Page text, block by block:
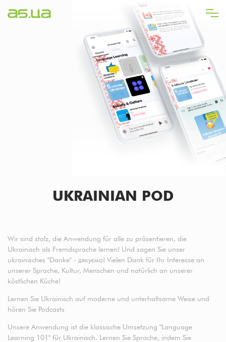
zum
UKRAINIAN POD
Wir sind stolz, die Anwendung für alle zu präsentieren, die
Ukrainisch als Fremdsprache lernen! Und sagen Sie unser
ukrainisches "Danke" - дякуємо! Vielen Dank für Ihr Interesse an
unserer Sprache, Kultur, Menschen und natürlich an unserer
köstlichen Küche!
Lernen Sie Ukrainisch auf moderne und unterhaltsame Weise und
hören Sie Podcasts
Unsere Anwendung ist die klassische Umsetzung "Language
Learning 101" für Ukrainisch. Lernen Sie Sprache, indem Sie